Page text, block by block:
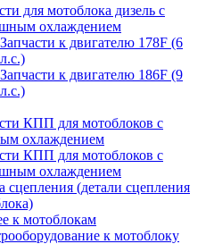
для мотоблока дизель с
охлаждением
Запчасти к двигателю 178F (6
л.с.)
Запчасти к двигателю 186F (9
л.с.)
КПП для мотоблоков с
охлаждением
КПП для мотоблоков с
охлаждением
сцепления (детали сцепления
к мотоблокам
к мотоблоку